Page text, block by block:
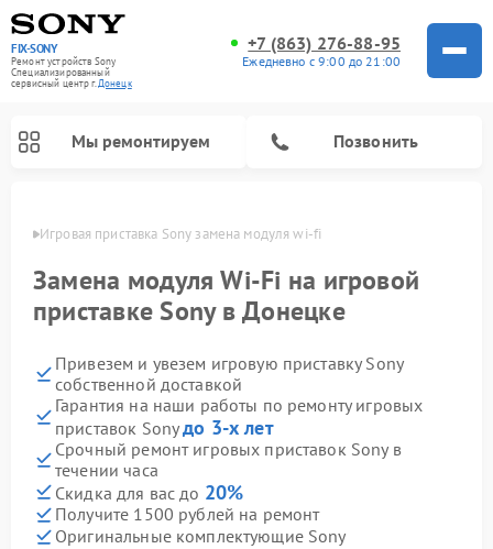
FIX-SONY
Ремонт устройств Sony
Специализированный
cервисный центр г. Донецк
+7 (863) 276-88-95
Ежедневно с 9:00 до 21:00
Мы ремонтируем Позвонить
Игровая приставка Sony замена модуля wi-fi
Замена модуля Wi-Fi на игровой
приставке Sony в Донецке
Привезем и увезем игровую приставку Sony
собственной доставкой
Гарантия на наши работы по ремонту игровых
приставок Sonyдо 3-х лет
Срочный ремонт игровых приставок Sony в
течении часа
Скидка для вас до 20%
Получите 1500 рублей на ремонт
Оригинальные комплектующие Sony